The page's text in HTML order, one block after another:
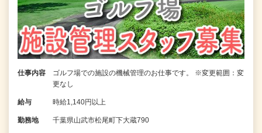
仕事内容
ゴルフ場での施設の機械管理のお仕事です。 ※変更範囲：変
更なし
給与 時給1,140円以上
勤務地 千葉県山武市松尾町下大蔵790